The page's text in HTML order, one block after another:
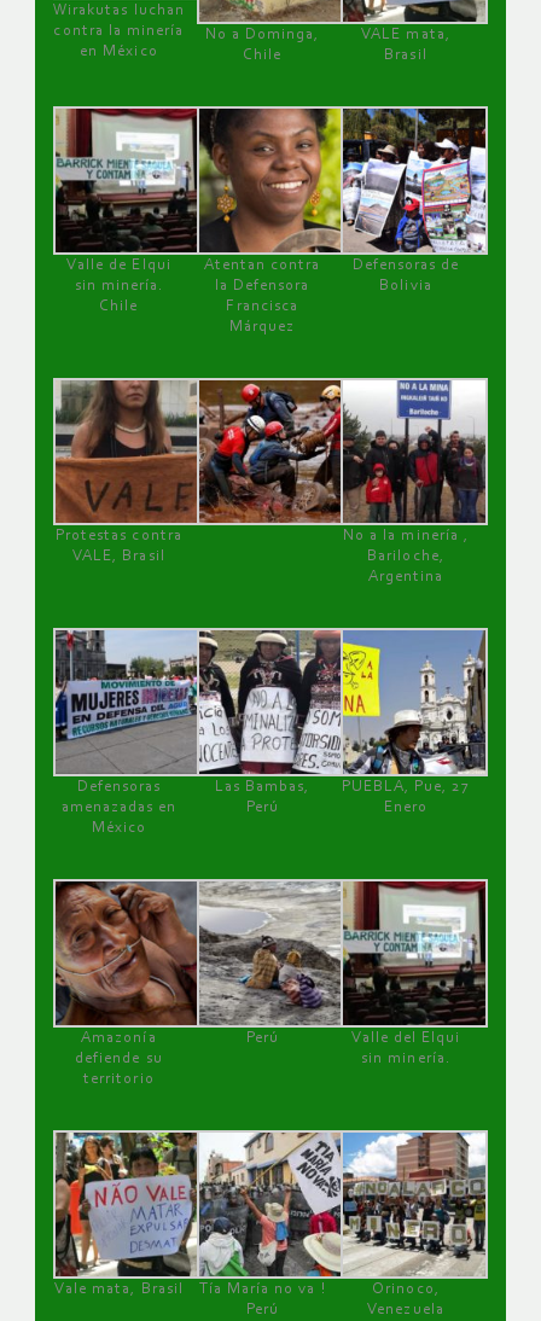
Wirakutas luchan
contra la minería
en México
No a Dominga,
Chile
VALE mata,
Brasil
Valle de Elqui
sin minería.
Chile
Atentan contra
la Defensora
Francisca
Márquez
Defensoras de
Bolivia
Protestas contra
VALE, Brasil
No a la minería ,
Bariloche,
Argentina
Defensoras
amenazadas en
México
Las Bambas,
Perú
PUEBLA, Pue, 27
Enero
Amazonía
defiende su
territorio
Perú
Valle del Elqui
sin minería.
Vale mata, Brasil
Tía María no va !
Perú
Orinoco,
Venezuela